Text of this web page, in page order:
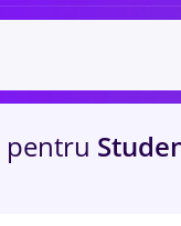
pentru